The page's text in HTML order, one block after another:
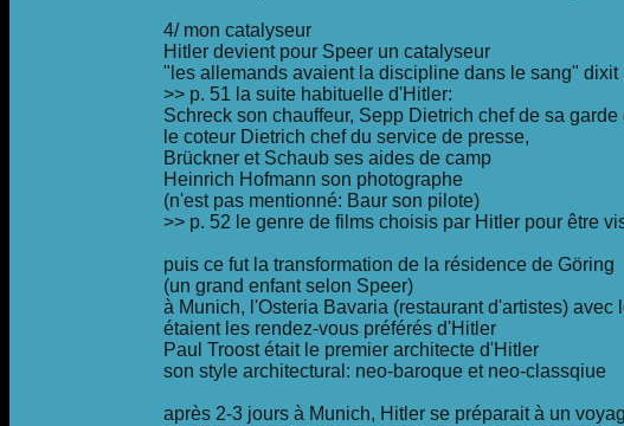
4/ mon catalyseur
Hitler devient pour Speer un catalyseur
"les allemands avaient la discipline dans le sang" dixit
>> p. 51 la suite habituelle d'Hitler:
Schreck son chauffeur, Sepp Dietrich chef de sa garde
le coteur Dietrich chef du service de presse,
Brückner et Schaub ses aides de camp
Heinrich Hofmann son photographe
(n'est pas mentionné: Baur son pilote)
>> p. 52 le genre de films choisis par Hitler pour être
puis ce fut la transformation de la résidence de Göring
(un grand enfant selon Speer)
à Munich, l'Osteria Bavaria (restaurant d'artistes) avec
étaient les rendez-vous préférés d'Hitler
Paul Troost était le premier architecte d'Hitler
son style architectural: neo-baroque et neo-classqiue
après 2-3 jours à Munich, Hitler se préparait à un